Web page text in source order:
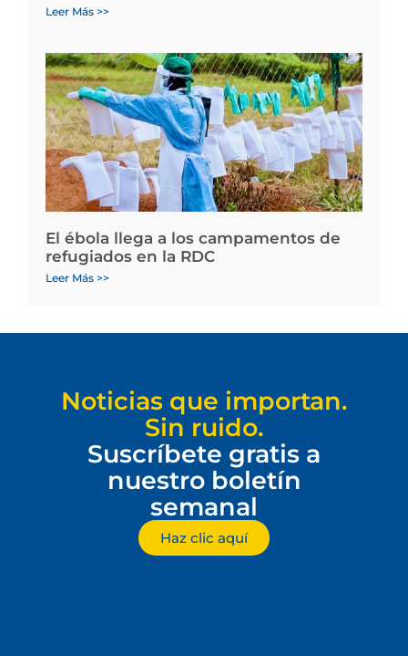
Leer Más >>
El ébola llega a los campamentos de
refugiados en la RDC
Leer Más >>
Noticias que importan.
Sin ruido.
Suscríbete gratis a
nuestro boletín
semanal
Haz clic aquí